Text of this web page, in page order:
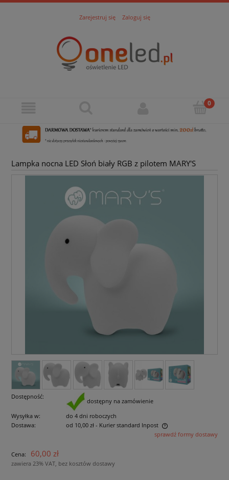
Zarejestruj się Zaloguj się
Lampka nocna LED Słoń biały RGB z pilotem MARY'S
Dostępność:
dostępny na zamówienie
Wysyłka w:
do 4 dni roboczych
Dostawa:
od 10,00 zł - Kurier standard Inpost
Cena nie zawiera ewentualnych kosztów płatnościsprawdź formy dostawy
Cena: 60,00 zł
zawiera 23% VAT, bez kosztów dostawy